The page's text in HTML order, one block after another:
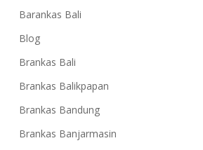
Barankas Bali
Blog
Brankas Bali
Brankas Balikpapan
Brankas Bandung
Brankas Banjarmasin